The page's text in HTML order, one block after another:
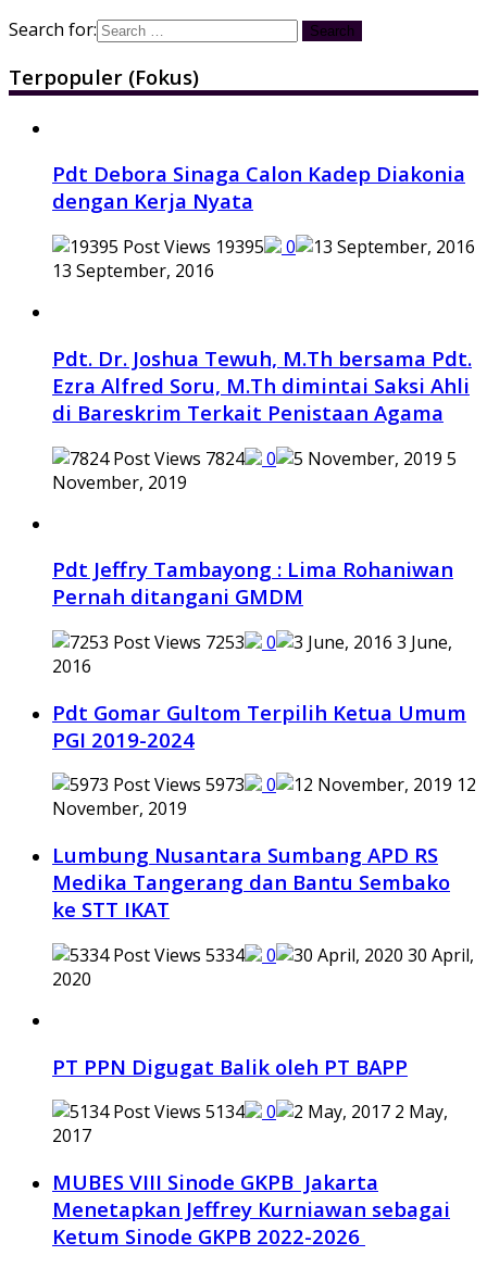
Search for:
Terpopuler (Fokus)
Pdt Debora Sinaga Calon Kadep Diakonia
dengan Kerja Nyata
19395
0
13 September, 2016
Pdt. Dr. Joshua Tewuh, M.Th bersama Pdt.
Ezra Alfred Soru, M.Th dimintai Saksi Ahli
di Bareskrim Terkait Penistaan Agama
7824 0
5
November, 2019
Pdt Jeffry Tambayong : Lima Rohaniwan
Pernah ditangani GMDM
7253 0
3 June,
2016
Pdt Gomar Gultom Terpilih Ketua Umum
PGI 2019-2024
5973 0
12
November, 2019
Lumbung Nusantara Sumbang APD RS
Medika Tangerang dan Bantu Sembako
ke STT IKAT
5334 0
30 April,
2020
PT PPN Digugat Balik oleh PT BAPP
5134 0
2 May,
2017
MUBES VIII Sinode GKPB Jakarta
Menetapkan Jeffrey Kurniawan sebagai
Ketum Sinode GKPB 2022-2026